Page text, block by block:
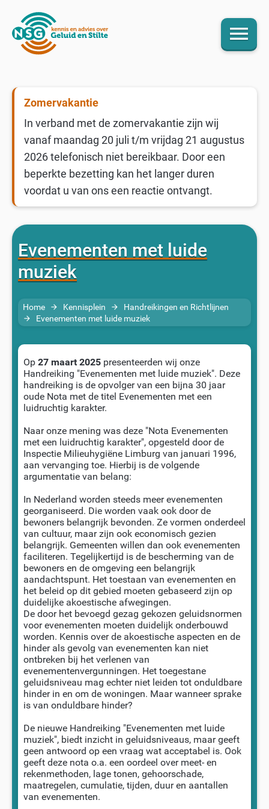
menu
Zomervakantie
In verband met de zomervakantie zijn wij
vanaf maandag 20 juli t/m vrijdag 21 augustus
2026 telefonisch niet bereikbaar. Door een
beperkte bezetting kan het langer duren
voordat u van ons een reactie ontvangt.
Evenementen met luide
muziek
Home arrow_forward Kennisplein arrow_forward Handreikingen en Richtlijnen
arrow_forward Evenementen met luide muziek
Op 27 maart 2025presenteerden wij onze
Handreiking "Evenementen met luide muziek". Deze
handreiking is de opvolger van een bijna 30 jaar
oude Nota met de titel Evenementen met een
luidruchtig karakter.
Naar onze mening was deze "Nota Evenementen
met een luidruchtig karakter", opgesteld door de
Inspectie Milieuhygiëne Limburg van januari 1996,
aan vervanging toe. Hierbij is de volgende
argumentatie van belang:
In Nederland worden steeds meer evenementen
georganiseerd. Die worden vaak ook door de
bewoners belangrijk bevonden. Ze vormen onderdeel
van cultuur, maar zijn ook economisch gezien
belangrijk. Gemeenten willen dan ook evenementen
faciliteren. Tegelijkertijd is de bescherming van de
bewoners en de omgeving een belangrijk
aandachtspunt. Het toestaan van evenementen en
het beleid op dit gebied moeten gebaseerd zijn op
duidelijke akoestische afwegingen.
De door het bevoegd gezag gekozen geluidsnormen
voor evenementen moeten duidelijk onderbouwd
worden. Kennis over de akoestische aspecten en de
hinder als gevolg van evenementen kan niet
ontbreken bij het verlenen van
evenementenvergunningen. Het toegestane
geluidsniveau mag echter niet leiden tot onduldbare
hinder in en om de woningen. Maar wanneer sprake
is van onduldbare hinder?
De nieuwe Handreiking "Evenementen met luide
muziek", biedt inzicht in geluidsniveaus, maar geeft
geen antwoord op een vraag wat acceptabel is. Ook
geeft deze nota o.a. een oordeel over meet- en
rekenmethoden, lage tonen, gehoorschade,
maatregelen, cumulatie, tijden, duur en aantallen
van evenementen.